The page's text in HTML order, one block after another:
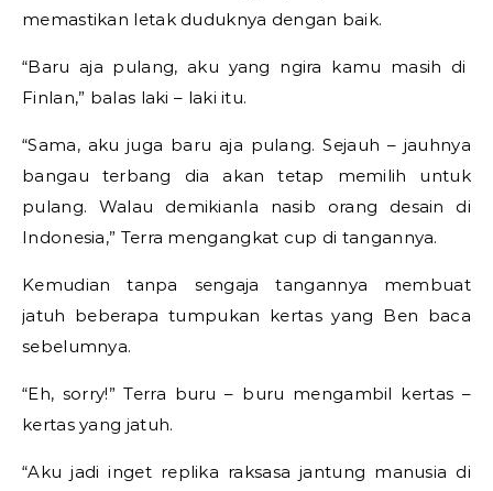
memastikan letak duduknya dengan baik.
“Baru aja pulang, aku yang ngira kamu masih di
Finlan,” balas laki – laki itu.
“Sama, aku juga baru aja pulang. Sejauh – jauhnya
bangau terbang dia akan tetap memilih untuk
pulang. Walau demikianla nasib orang desain di
Indonesia,” Terra mengangkat cup di tangannya.
Kemudian tanpa sengaja tangannya membuat
jatuh beberapa tumpukan kertas yang Ben baca
sebelumnya.
“Eh, sorry!” Terra buru – buru mengambil kertas –
kertas yang jatuh.
“Aku jadi inget replika raksasa jantung manusia di